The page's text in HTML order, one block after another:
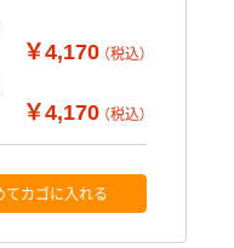
￥4,170 （税込）
￥4,170 （税込）
てカゴに入れる